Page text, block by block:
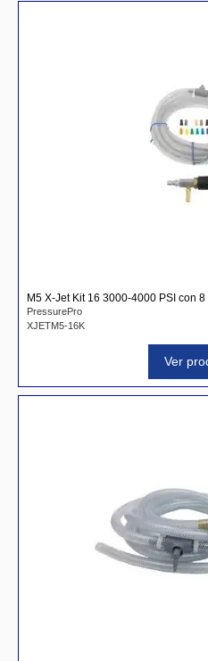
M5 X-Jet Kit 16 3000-4000 PSI con
PressurePro
XJETM5-16K
Ver